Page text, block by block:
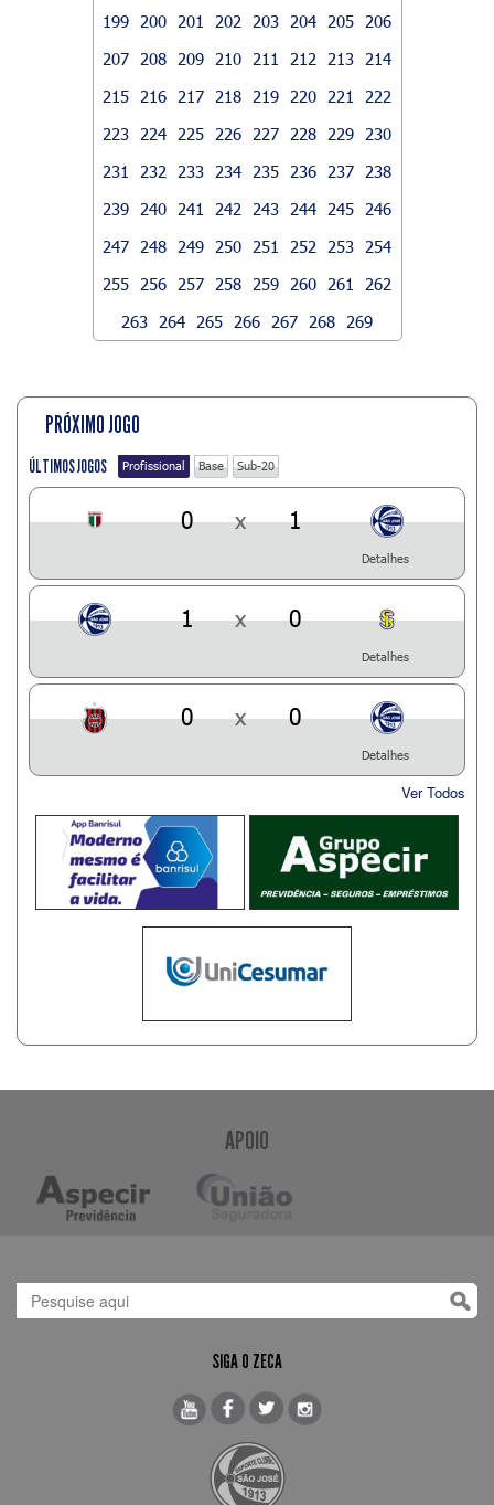
199
200 201 202 203 204 205
206
207
208 209 210 211 212 213
214
215
216 217 218 219 220 221
222
223
224 225 226 227 228 229
230
231
232 233 234 235 236 237
238
239
240 241 242 243 244 245
246
247
248 249 250 251 252 253
254
255
256 257 258 259 260 261
262
263
264 265 266 267 268 269
PRÓXIMO JOGO
ÚLTIMOS JOGOS Profissional Base Sub-20
0 x 1
Detalhes
1 x 0
Detalhes
0 x 0
Detalhes
Ver Todos
APOIO
SIGA O ZECA